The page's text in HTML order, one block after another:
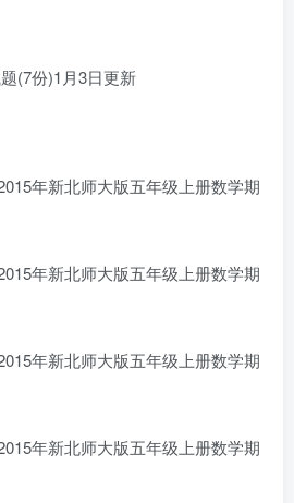
份)1月3日更新
年新北师大版五年级上册数学期
年新北师大版五年级上册数学期
年新北师大版五年级上册数学期
年新北师大版五年级上册数学期